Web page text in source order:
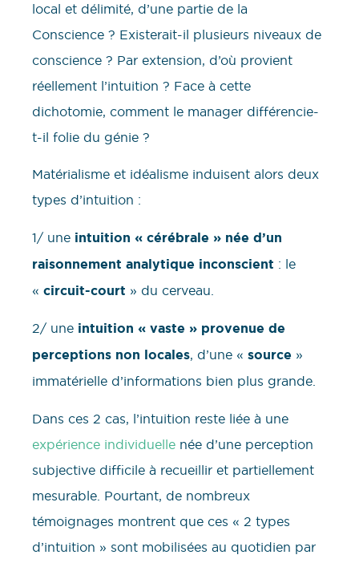
local et délimité, d’une partie de la
Conscience ? Existerait-il plusieurs niveaux de
conscience ? Par extension, d’où provient
réellement l’intuition ? Face à cette
dichotomie, comment le manager différencie-
t-il folie du génie ?
Matérialisme et idéalisme induisent alors deux
types d’intuition :
1/ une intuition « cérébrale » née d’un
raisonnement analytique inconscient : le
« circuit-court » du cerveau.
2/ une intuition « vaste » provenue de
perceptions non locales, d’une « source »
immatérielle d’informations bien plus grande.
Dans ces 2 cas, l’intuition reste liée à une
expérience individuelle née d’une perception
subjective difficile à recueillir et partiellement
mesurable. Pourtant, de nombreux
témoignages montrent que ces « 2 types
d’intuition » sont mobilisées au quotidien par